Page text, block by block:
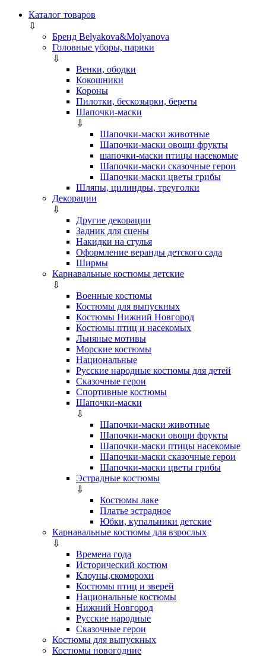
Каталог товаров
⇩
Бренд Belyakova&Molyanova
Головные уборы, парики
⇩
Венки, ободки
Кокошники
Короны
Пилотки, бескозырки, береты
Шапочки-маски
⇩
Шапочки-маски животные
Шапочки-маски овощи фрукты
шапочки-маски птицы насекомые
Шапочки-маски сказочные герои
Шапочки-маски цветы грибы
Шляпы, цилиндры, треуголки
Декорации
⇩
Другие декорации
Задник для сцены
Накидки на стулья
Оформление веранды детского сада
Ширмы
Карнавальные костюмы детские
⇩
Военные костюмы
Костюмы для выпускных
Костюмы Нижний Новгород
Костюмы птиц и насекомых
Льняные мотивы
Морские костюмы
Национальные
Русские народные костюмы для детей
Сказочные герои
Спортивные костюмы
Шапочки-маски
⇩
Шапочки-маски животные
Шапочки-маски овощи фрукты
Шапочки-маски птицы насекомые
Шапочки-маски сказочные герои
Шапочки-маски цветы грибы
Эстрадные костюмы
⇩
Костюмы лаке
Платье эстрадное
Юбки, купальники детские
Карнавальные костюмы для взрослых
⇩
Времена года
Исторический костюм
Клоуны,скоморохи
Костюмы птиц и зверей
Национальные костюмы
Нижний Новгород
Русские народные
Сказочные герои
Костюмы для выпускных
Костюмы новогодние